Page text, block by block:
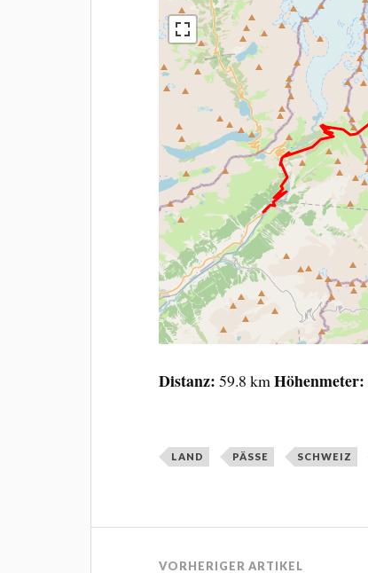
Distanz 59.8 kmHöhenmeter
LAND PÄSSE SCHWEIZ
VORHERIGER ARTIKEL